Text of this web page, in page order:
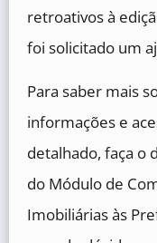
retroativos à
foi solicitado um
Para saber mais
informações e
detalhado, faça o
do Módulo de
Imobiliárias às